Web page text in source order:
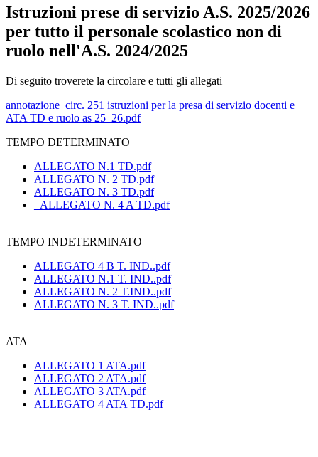
Istruzioni prese di servizio A.S. 2025/2026
per tutto il personale scolastico non di
ruolo nell'A.S. 2024/2025
Di seguito troverete la circolare e tutti gli allegati
annotazione_circ. 251 istruzioni per la presa di servizio docenti e
ATA TD e ruolo as 25_26.pdf
TEMPO DETERMINATO
ALLEGATO N.1 TD.pdf
ALLEGATO N. 2 TD.pdf
ALLEGATO N. 3 TD.pdf
_ALLEGATO N. 4 A TD.pdf
TEMPO INDETERMINATO
ALLEGATO 4 B T. IND..pdf
ALLEGATO N.1 T. IND..pdf
ALLEGATO N. 2 T.IND..pdf
ALLEGATO N. 3 T. IND..pdf
ATA
ALLEGATO 1 ATA.pdf
ALLEGATO 2 ATA.pdf
ALLEGATO 3 ATA.pdf
ALLEGATO 4 ATA TD.pdf